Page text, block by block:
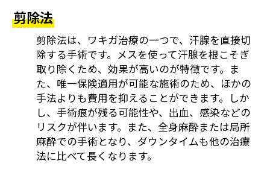
剪除法
剪除法は、ワキガ治療の一つで、汗腺を直接切
除する手術です。メスを使って汗腺を根こそぎ
取り除くため、効果が高いのが特徴です。ま
た、唯一保険適用が可能な施術のため、ほかの
手法よりも費用を抑えることができます。しか
し、手術痕が残る可能性や、出血、感染などの
リスクが伴います。また、全身麻酔または局所
麻酔での手術となり、ダウンタイムも他の治療
法に比べて長くなります。